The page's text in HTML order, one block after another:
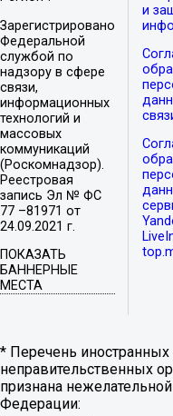
Зарегистрировано
Федеральной
службой по
надзору в сфере
связи,
информационных
технологий и
массовых
коммуникаций
(Роскомнадзор).
Реестровая
запись Эл № ФС
77 –81971 от
24.09.2021 г.
ПОКАЗАТЬ
БАННЕРНЫЕ
МЕСТА
и
* Перечень
неправительственных
признана
Федерации: